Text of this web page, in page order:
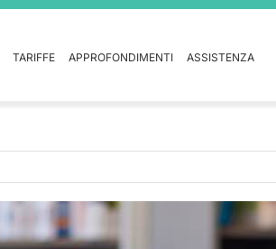
TARIFFE APPROFONDIMENTI ASSISTENZA